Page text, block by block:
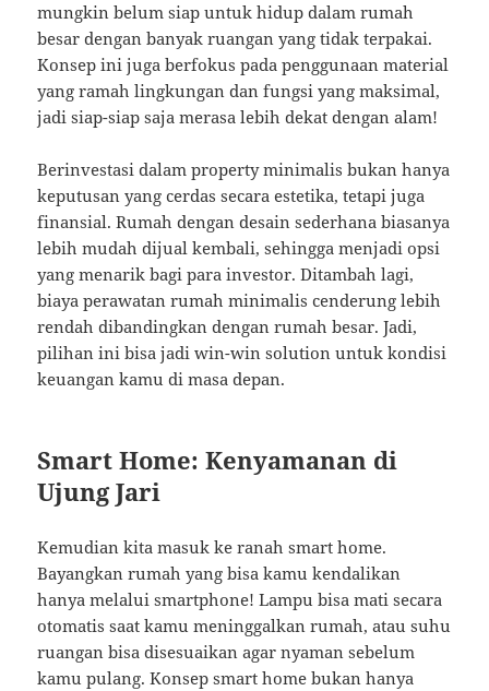
mungkin belum siap untuk hidup dalam rumah
besar dengan banyak ruangan yang tidak terpakai.
Konsep ini juga berfokus pada penggunaan material
yang ramah lingkungan dan fungsi yang maksimal,
jadi siap-siap saja merasa lebih dekat dengan alam!
Berinvestasi dalam property minimalis bukan hanya
keputusan yang cerdas secara estetika, tetapi juga
finansial. Rumah dengan desain sederhana biasanya
lebih mudah dijual kembali, sehingga menjadi opsi
yang menarik bagi para investor. Ditambah lagi,
biaya perawatan rumah minimalis cenderung lebih
rendah dibandingkan dengan rumah besar. Jadi,
pilihan ini bisa jadi win-win solution untuk kondisi
keuangan kamu di masa depan.
Smart Home: Kenyamanan di
Ujung Jari
Kemudian kita masuk ke ranah smart home.
Bayangkan rumah yang bisa kamu kendalikan
hanya melalui smartphone! Lampu bisa mati secara
otomatis saat kamu meninggalkan rumah, atau suhu
ruangan bisa disesuaikan agar nyaman sebelum
kamu pulang. Konsep smart home bukan hanya